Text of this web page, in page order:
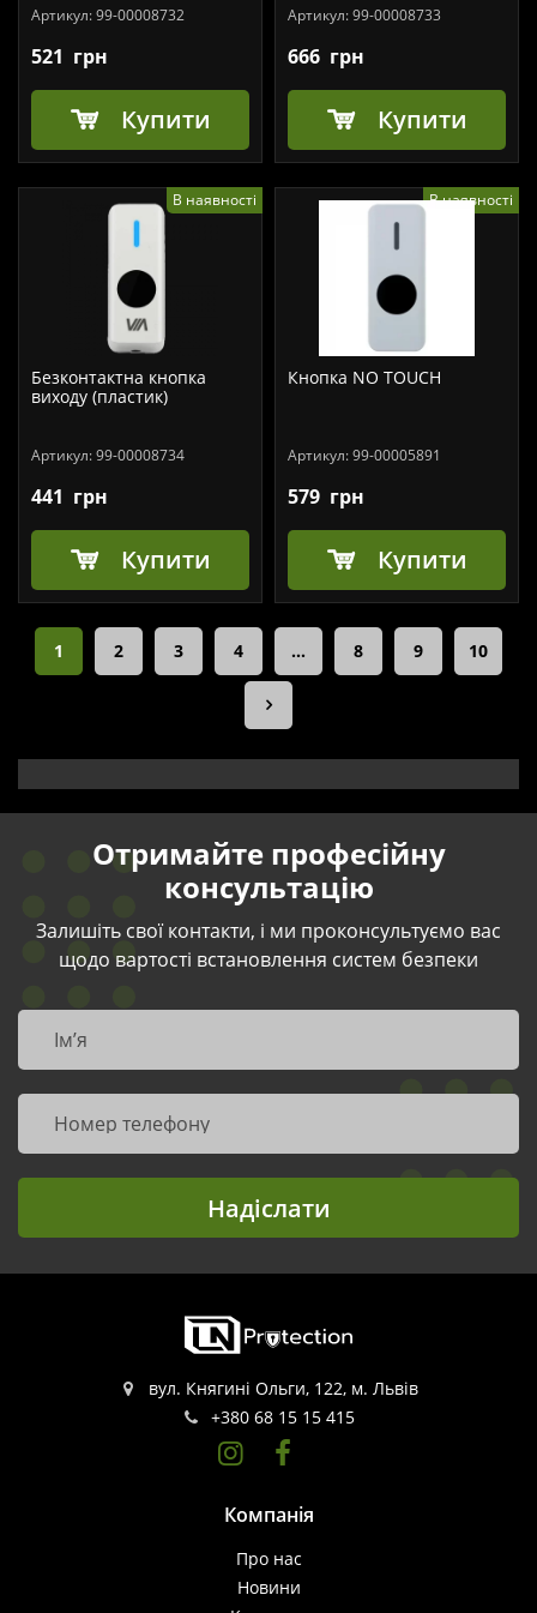
Артикул:99-00008732
521 грн
Купити
Артикул:99-00008733
666 грн
Купити
В наявності
Безконтактна кнопка
виходу (пластик)
Артикул:99-00008734
441 грн
Купити
В наявності
Кнопка NO TOUCH
Артикул:99-00005891
579 грн
Купити
1 2 3 4 … 8 9 10
Отримайте професійну
консультацію
Залишіть свої контакти, і ми проконсультуємо вас
щодо вартості встановлення систем безпеки
Надіслати
вул. Княгині Ольги, 122, м. Львів
+380 68 15 15 415
Компанія
Про нас
Новини